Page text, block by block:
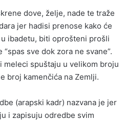
dove, želje, nade te traže
jer hadisi prenose kako će
ibadetu, biti oprošteni prošli
sve dok zora ne svane”.
meleci spuštaju u velikom broju
broj kamenčića na Zemlji.
(arapski kadr) nazvana je jer
i zapisuju odredbe svim